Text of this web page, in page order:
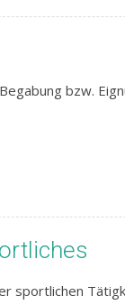
bzw.
sportlichen